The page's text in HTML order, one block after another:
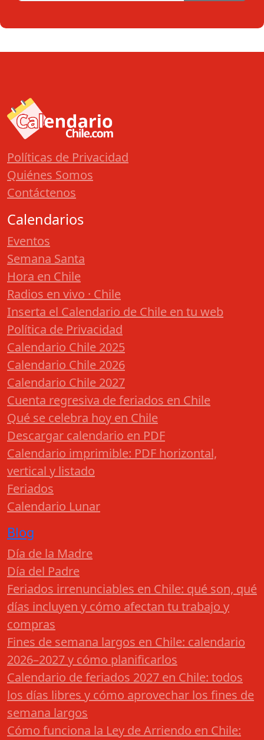
Políticas de Privacidad
Quiénes Somos
Contáctenos
Calendarios
Eventos
Semana Santa
Hora en Chile
Radios en vivo · Chile
Inserta el Calendario de Chile en tu web
Política de Privacidad
Calendario Chile 2025
Calendario Chile 2026
Calendario Chile 2027
Cuenta regresiva de feriados en Chile
Qué se celebra hoy en Chile
Descargar calendario en PDF
Calendario imprimible: PDF horizontal,
vertical y listado
Feriados
Calendario Lunar
Blog
Día de la Madre
Día del Padre
Feriados irrenunciables en Chile: qué son, qué
días incluyen y cómo afectan tu trabajo y
compras
Fines de semana largos en Chile: calendario
2026–2027 y cómo planificarlos
Calendario de feriados 2027 en Chile: todos
los días libres y cómo aprovechar los fines de
semana largos
Cómo funciona la Ley de Arriendo en Chile: